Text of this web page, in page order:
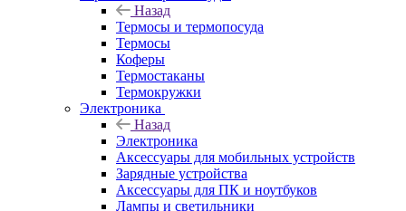
Назад
Термосы и термопосуда
Термосы
Коферы
Термостаканы
Термокружки
Электроника
Назад
Электроника
Аксессуары для мобильных устройств
Зарядные устройства
Аксессуары для ПК и ноутбуков
Лампы и светильники